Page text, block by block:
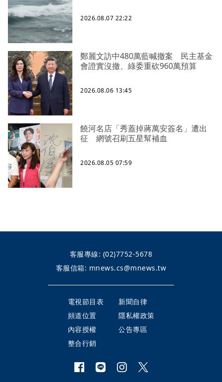
2026.08.07 22:22
鄭麗文訪中480萬藍喊撤案 民主基金
會證實沒撤、綠委重砍960萬預算
2026.08.06 13:45
饒河名店「秀蓋掉蔣萬安簽名」遭出
征 網號召刷五星幫補血
2026.08.05 07:59
客服專線: (02)7752-5678
客服信箱: mnews.cs@mnews.tw
電視節目表
新聞自律
頻道位置
隱私權政策
內容授權
公告專區
整合行銷